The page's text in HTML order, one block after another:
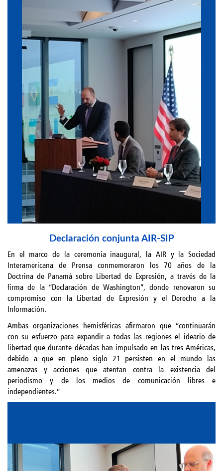
Declaración conjunta AIR-SIP
En el marco de la ceremonia inaugural, la AIR y la Sociedad
Interamericana de Prensa conmemoraron los 70 años de la
Doctrina de Panamá sobre Libertad de Expresión, a través de la
firma de la “Declaración de Washington”, donde renovaron su
compromiso con la Libertad de Expresión y el Derecho a la
Información.
Ambas organizaciones hemisféricas afirmaron que “continuarán
con su esfuerzo para expandir a todas las regiones el ideario de
libertad que durante décadas han impulsado en las tres Américas,
debido a que en pleno siglo 21 persisten en el mundo las
amenazas y acciones que atentan contra la existencia del
periodismo y de los medios de comunicación libres e
independientes.”